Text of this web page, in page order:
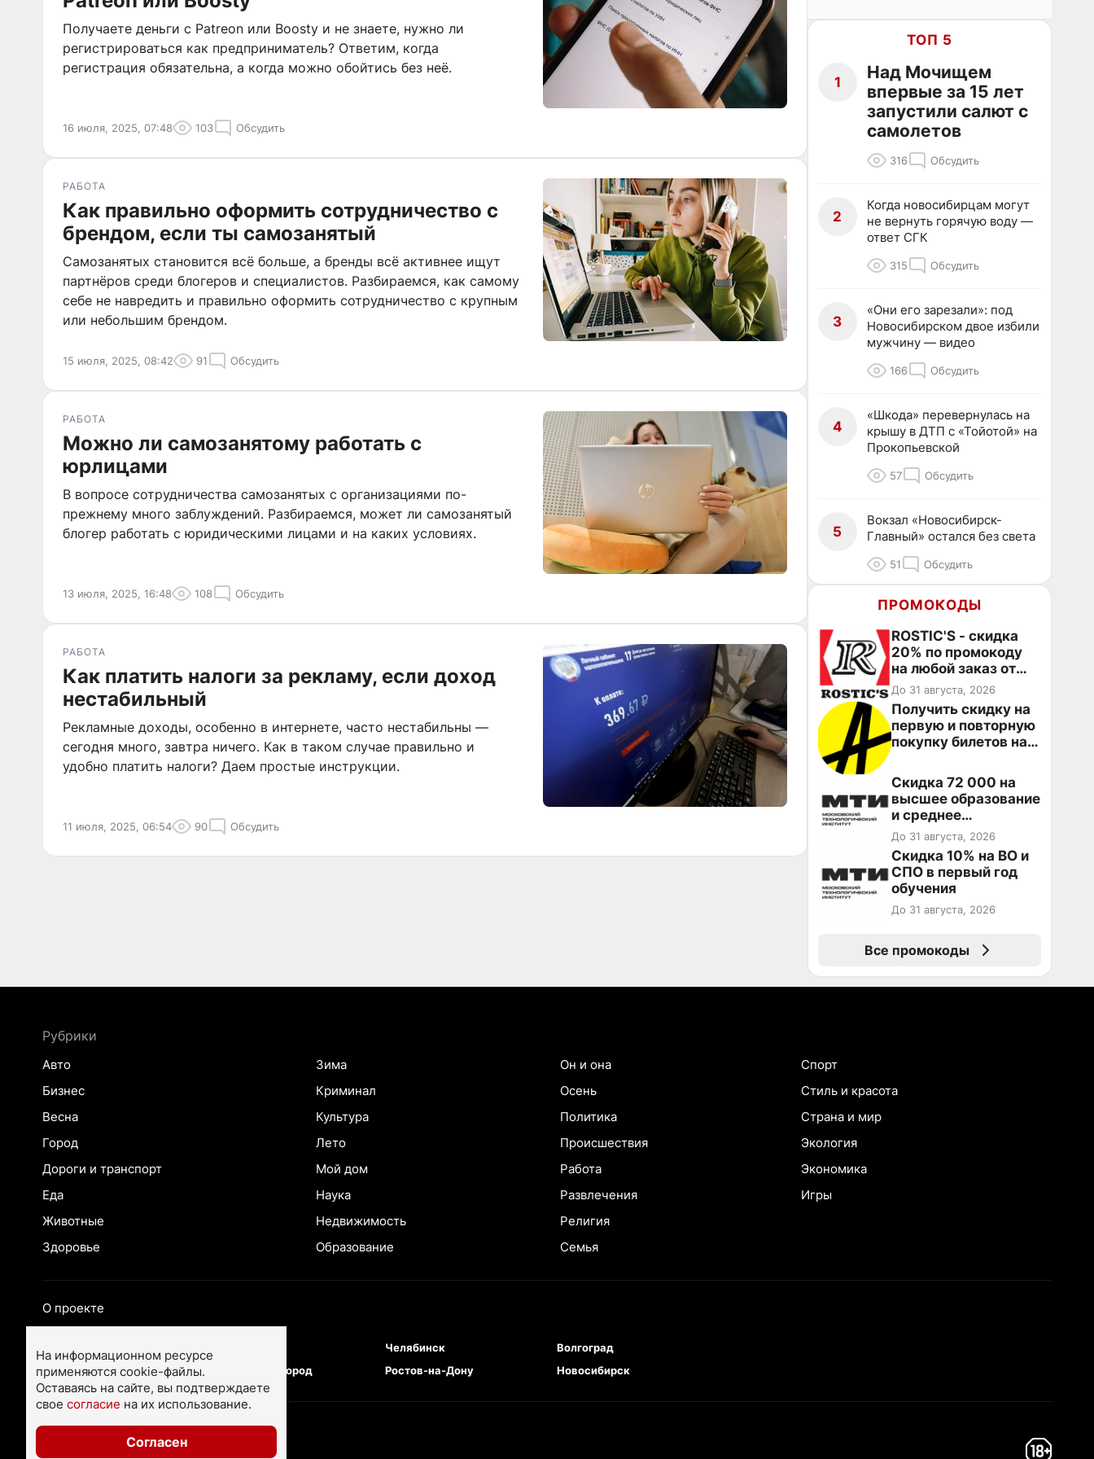
Получаете деньги с Patreon или Boosty и не знаете, нужно ли
регистрироваться как предприниматель? Ответим, когда
регистрация обязательна, а когда можно обойтись без неё.
16 июля, 2025, 07:48 103 Обсудить
РАБОТА
Как правильно оформить сотрудничество с
брендом, если ты самозанятый
Самозанятых становится всё больше, а бренды всё активнее ищут
партнёров среди блогеров и специалистов. Разбираемся, как самому
себе не навредить и правильно оформить сотрудничество с крупным
или небольшим брендом.
15 июля, 2025, 08:42 91 Обсудить
РАБОТА
Можно ли самозанятому работать с
юрлицами
В вопросе сотрудничества самозанятых с организациями по-
прежнему много заблуждений. Разбираемся, может ли самозанятый
блогер работать с юридическими лицами и на каких условиях.
13 июля, 2025, 16:48 108 Обсудить
РАБОТА
Как платить налоги за рекламу, если доход
нестабильный
Рекламные доходы, особенно в интернете, часто нестабильны —
сегодня много, завтра ничего. Как в таком случае правильно и
удобно платить налоги? Даем простые инструкции.
11 июля, 2025, 06:54 90 Обсудить
ТОП 5
1
Над Мочищем
впервые за 15 лет
запустили салют с
самолетов
316 Обсудить
2
Когда новосибирцам могут
не вернуть горячую воду —
ответ СГК
315 Обсудить
3
«Они его зарезали»: под
Новосибирском двое избили
мужчину — видео
166 Обсудить
4
«Шкода» перевернулась на
крышу в ДТП с «Тойотой» на
Прокопьевской
57 Обсудить
5
Вокзал «Новосибирск-
Главный» остался без света
51 Обсудить
ПРОМОКОДЫ
ROSTIC'S - скидка
20% по промокоду
на любой заказ от
3199₽!
До 31 августа, 2026
Получить скидку на
первую и повторную
покупку билетов на
Скидка 72 000 на
высшее образование
и среднее
специальное
образование в
первый год обучения
До 31 августа, 2026
Скидка 10% на ВО и
СПО в первый год
обучения
До 31 августа, 2026
Все промокоды
Рубрики
Авто
Бизнес
Весна
Город
Дороги и транспорт
Еда
Животные
Здоровье
Зима
Криминал
Культура
Лето
Мой дом
Наука
Недвижимость
Образование
Он и она
Осень
Политика
Происшествия
Работа
Развлечения
Религия
Семья
Спорт
Стиль и красота
Страна и мир
Экология
Экономика
Игры
О проекте
Тюмень
Нижний Новгород
Челябинск
Ростов-на-Дону
Волгоград
Новосибирск
На информационном ресурсе
применяются cookie-файлы.
Оставаясь на сайте, вы подтверждаете
свое согласие на их использование.
Согласен